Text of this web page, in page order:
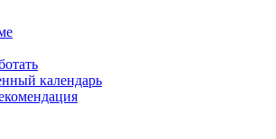
календарь